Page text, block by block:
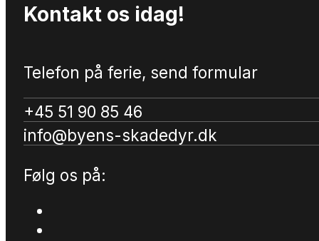
Kontakt os idag!
Telefon på ferie, send formular
+45 51 90 85 46
info@byens-skadedyr.dk
Følg os på: